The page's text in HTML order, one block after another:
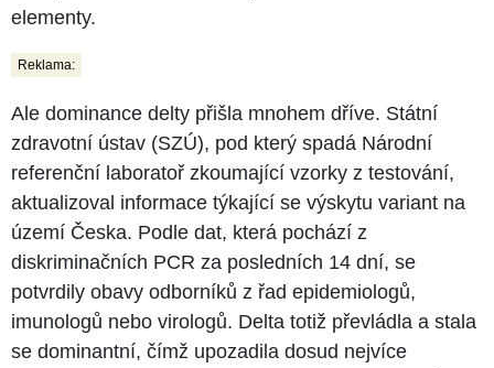
elementy.
Reklama:
Ale dominance delty přišla mnohem dříve. Státní
zdravotní ústav (SZÚ), pod který spadá Národní
referenční laboratoř zkoumající vzorky z testování,
aktualizoval informace týkající se výskytu variant na
území Česka. Podle dat, která pochází z
diskriminačních PCR za posledních 14 dní, se
potvrdily obavy odborníků z řad epidemiologů,
imunologů nebo virologů. Delta totiž převládla a stala
se dominantní, čímž upozadila dosud nejvíce